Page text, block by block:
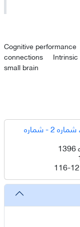
Cognitive performance
connections
small brain
دوره 07، شماره 2 - شماره
116-